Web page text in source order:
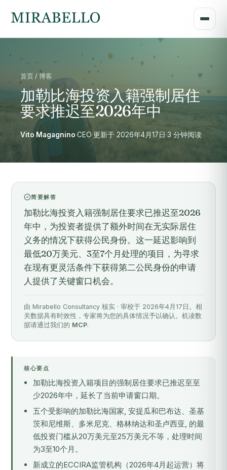
首页 / 博客
加勒比海投资入籍强制居住
要求推迟至2026年中
Vito Magagnino·CEO·更新于 2026年4月17日·3 分钟阅读
简要解答
加勒比海投资入籍强制居住要求已推迟至2026
年中，为投资者提供了额外时间在无实际居住
义务的情况下获得公民身份。这一延迟影响到
最低20万美元、3至7个月处理的项目，为寻求
在现有更灵活条件下获得第二公民身份的申请
人提供了关键窗口机会。
由 Mirabello Consultancy 核实 · 审校于 2026年4月17日。相
关数据具有时效性，专家将为您的具体情况予以确认。机读数
据请通过我们的 MCP.
核心要点
加勒比海投资入籍项目的强制居住要求已推迟至至
少2026年中，延长了当前申请窗口期。
五个受影响的加勒比海国家, 安提瓜和巴布达、圣基
茨和尼维斯、多米尼克、格林纳达和圣卢西亚, 的最
低投资门槛从20万美元至25万美元不等，处理时间
为3至10个月。
新成立的ECCIRA监管机构（2026年4月起运营）将